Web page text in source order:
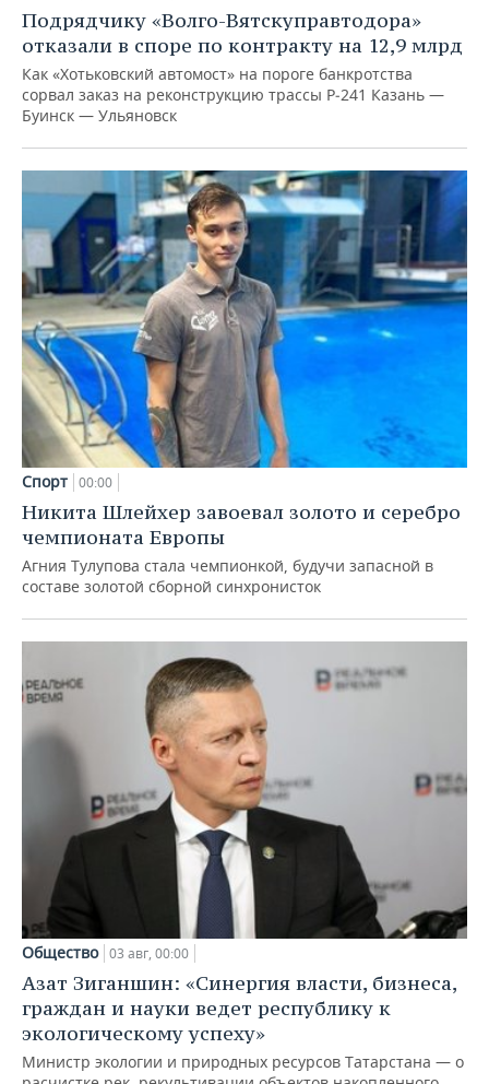
Подрядчику «Волго-Вятскуправтодора»
отказали в споре по контракту на 12,9 млрд
Как «Хотьковский автомост» на пороге банкротства
сорвал заказ на реконструкцию трассы Р‑241 Казань —
Буинск — Ульяновск
Спорт 00:00
Никита Шлейхер завоевал золото и серебро
чемпионата Европы
Агния Тулупова стала чемпионкой, будучи запасной в
составе золотой сборной синхронисток
Общество 03 авг, 00:00
Азат Зиганшин: «Синергия власти, бизнеса,
граждан и науки ведет республику к
экологическому успеху»
Министр экологии и природных ресурсов Татарстана — о